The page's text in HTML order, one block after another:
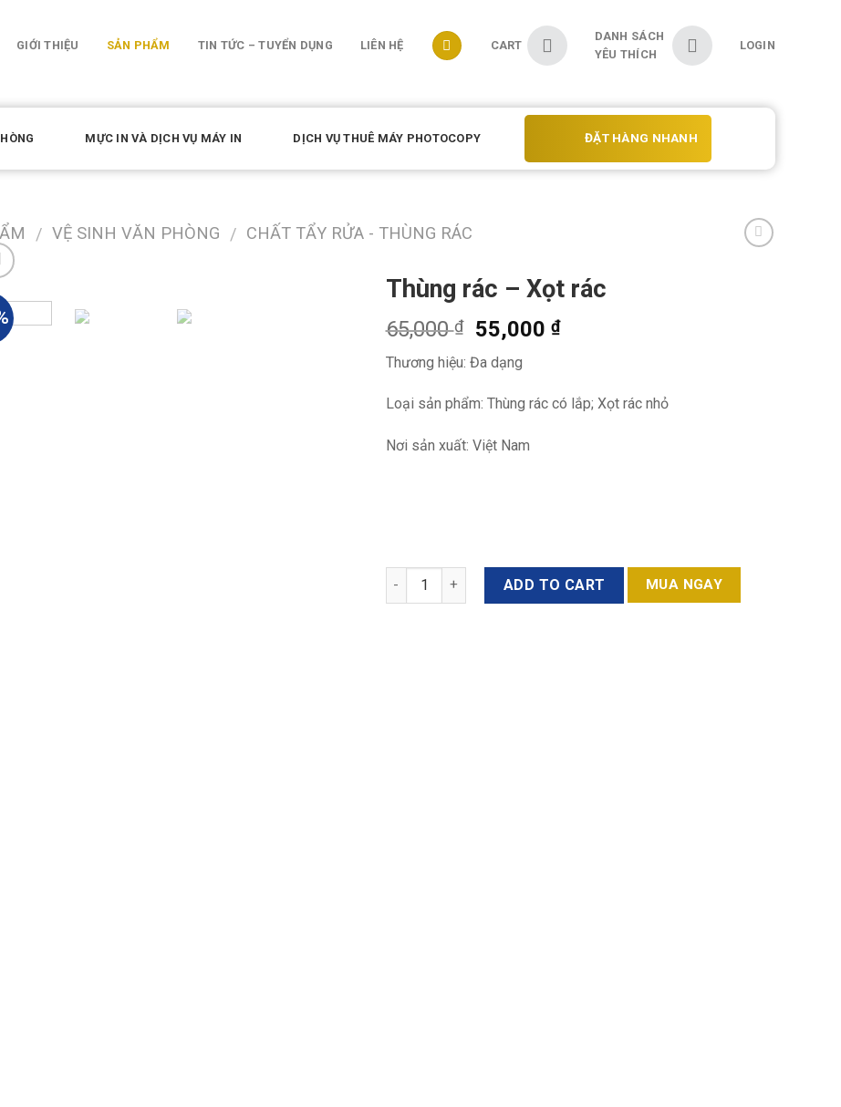
GIỚI THIỆU SẢN PHẨM TIN TỨC – TUYỂN DỤNG LIÊN HỆ CART
DANH SÁCH
YÊU THÍCH
LOGIN
MỰC IN VÀ DỊCH VỤ MÁY IN DỊCH VỤ THUÊ MÁY PHOTOCOPY ĐẶT HÀNG NHANH
/ VỆ SINH VĂN PHÒNG / CHẤT TẨY RỬA - THÙNG RÁC
Thùng rác – Xọt rác
65,000₫ 55,000 ₫
Thương hiệu: Đa dạng
Loại sản phẩm: Thùng rác có lắp; Xọt rác nhỏ
Nơi sản xuất: Việt Nam
Quantity ADD TO CART MUA NGAY